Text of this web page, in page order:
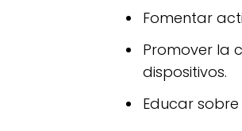
Fomentar
Promover la
dispositivos.
Educar